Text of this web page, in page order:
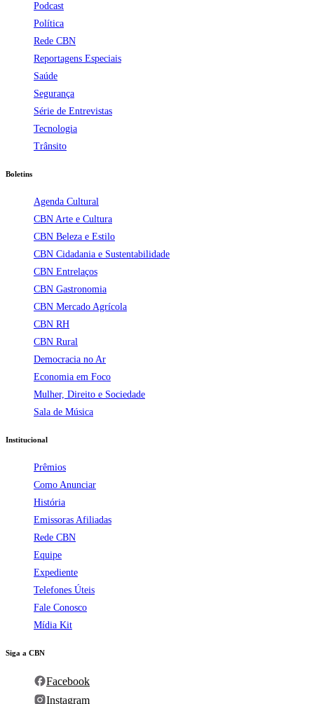
Podcast
Política
Rede CBN
Reportagens Especiais
Saúde
Segurança
Série de Entrevistas
Tecnologia
Trânsito
Boletins
Agenda Cultural
CBN Arte e Cultura
CBN Beleza e Estilo
CBN Cidadania e Sustentabilidade
CBN Entrelaços
CBN Gastronomia
CBN Mercado Agrícola
CBN RH
CBN Rural
Democracia no Ar
Economia em Foco
Mulher, Direito e Sociedade
Sala de Música
Institucional
Prêmios
Como Anunciar
História
Emissoras Afiliadas
Rede CBN
Equipe
Expediente
Telefones Úteis
Fale Conosco
Mídia Kit
Siga a CBN
Facebook
Instagram